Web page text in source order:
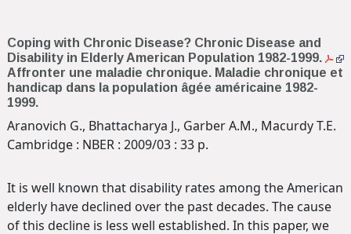
Coping with Chronic Disease? Chronic Disease and
Disability in Elderly American Population 1982-1999.
Affronter une maladie chronique. Maladie chronique et
handicap dans la population âgée américaine 1982-
1999.
Aranovich G., Bhattacharya J., Garber A.M., Macurdy T.E.
Cambridge : NBER : 2009/03 : 33 p.
It is well known that disability rates among the American
elderly have declined over the past decades. The cause
of this decline is less well established. In this paper, we